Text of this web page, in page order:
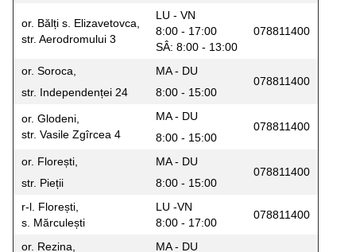
or. Bălți s. Elizavetovca,
str. Aerodromului 3
LU - VN
8:00 - 17:00
SÂ: 8:00 - 13:00
078811400
or. Soroca,
str. Independenței 24
MA - DU
8:00 - 15:00
078811400
or. Glodeni,
str. Vasile Zgîrcea 4
MA - DU
8:00 - 15:00
078811400
or. Florești,
str. Pieții
MA - DU
8:00 - 15:00
078811400
r-l. Florești,
s. Mărculești
LU -VN
8:00 - 17:00
078811400
or. Rezina,
MA - DU